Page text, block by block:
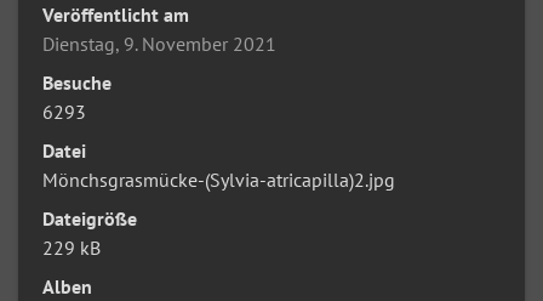
Veröffentlicht am
Dienstag, 9. November 2021
Besuche
6293
Datei
Mönchsgrasmücke-(Sylvia-atricapilla)2.jpg
Dateigröße
229 kB
Alben